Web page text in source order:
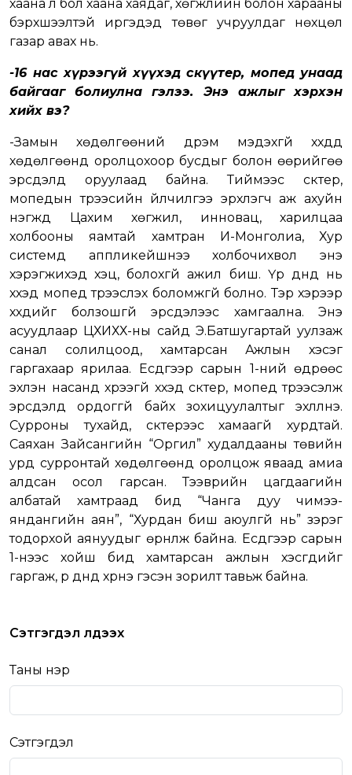
хаана л бол хаана хаядаг, хөгжлийн болон харааны
бэрхшээлтэй иргэдэд төвөг учруулдаг нөхцөл
газар авах нь.
-16 нас хүрээгүй хүүхэд скүүтер, мопед унаад
байгааг болиулна гэлээ. Энэ ажлыг хэрхэн
хийх вэ?
-Замын хөдөлгөөний дүрэм мэдэхгүй хүүхдүүд
хөдөлгөөнд оролцохоор бусдыг болон өөрийгөө
эрсдэлд оруулаад байна. Тиймээс скүүтер,
мопедын түрээсийн үйлчилгээ эрхлэгч аж ахуйн
нэгжүүд Цахим хөгжил, инновац, харилцаа
холбооны яамтай хамтран И-Монголиа, Хур
системд аппликейшнээ холбочихвол энэ
хэрэгжихэд хэцүү, болохгүй ажил биш. Үр дүнд нь
хүүхэд мопед түрээслэх боломжгүй болно. Тэр хэрээр
хүүхдийг болзошгүй эрсдэлээс хамгаална. Энэ
асуудлаар ЦХИХХ-ны сайд Э.Батшугартай уулзаж
санал солилцоод, хамтарсан Ажлын хэсэг
гаргахаар ярилаа. Есдүгээр сарын 1-ний өдрөөс
эхлэн насанд хүрээгүй хүүхэд скүүтер, мопед түрээсэлж
эрсдэлд ордоггүй байх зохицуулалтыг эхлүүлнэ.
Сурроны тухайд, скүүтерээс хамаагүй хурдтай.
Саяхан Зайсангийн “Оргил” худалдааны төвийн
урд сурронтай хөдөлгөөнд оролцож яваад амиа
алдсан осол гарсан. Тээврийн цагдаагийн
албатай хамтраад бид “Чанга дуу чимээ-
яндангийн аян”, “Хурдан биш аюулгүй нь” зэрэг
тодорхой аянуудыг өрнүүлж байна. Есдүгээр сарын
1-нээс хойш бид хамтарсан ажлын хэсгүүдийг
гаргаж, үр дүнд хүрнэ гэсэн зорилт тавьж байна.
Сэтгэгдэл үлдээх
Таны нэр
Сэтгэгдэл